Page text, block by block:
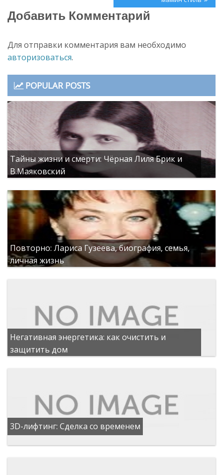
Добавить Комментарий
Для отправки комментария вам необходимо
авторизоваться.
POPULAR POSTS
Тайны жизни и смерти: Чёрная Лиля Брик и
В.Маяковский
Повторно: Лариса Гузеева, биография, семья,
личная жизнь
Негативная энергетика: как очистить и
защитить дом
3D-лифтинг: Сделка со временем